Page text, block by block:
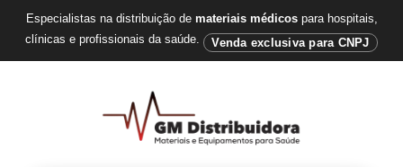
Especialistas na distribuição de materiais médicospara hospitais,
clínicas e profissionais da saúde.
Venda exclusiva para CNPJ